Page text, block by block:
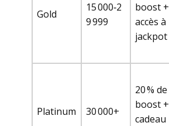
Gold
15 000‑2
9 999
boost +
accès à
jackpot
Platinum 30 000+
20 % de
boost +
cadeau